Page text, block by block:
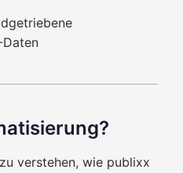
Daten
verstehen, wie publixx